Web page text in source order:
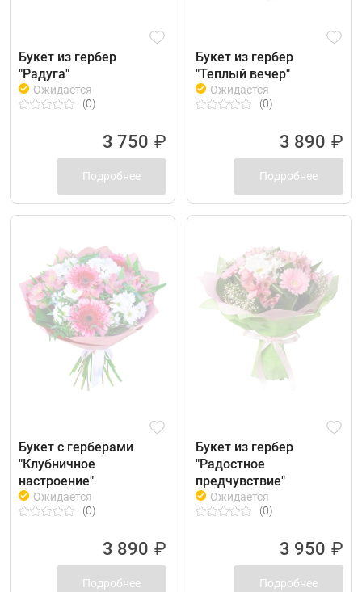
Букет из гербер
"Радуга"
Ожидается
(0)
3 750 ₽
Подробнее
Букет из гербер
"Теплый вечер"
Ожидается
(0)
3 890 ₽
Подробнее
Букет с герберами
"Клубничное
настроение"
Ожидается
(0)
3 890 ₽
Подробнее
Букет из гербер
"Радостное
предчувствие"
Ожидается
(0)
3 950 ₽
Подробнее